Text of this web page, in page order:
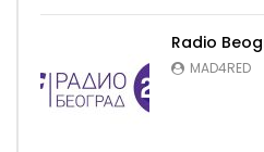
Radio
MAD4RED